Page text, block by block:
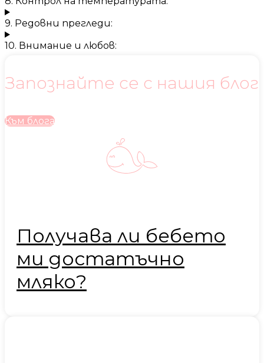
9. Редовни прегледи:
10. Внимание и любов:
Запознайте се с нашия блог
Към блога
Получава ли бебето
ми достатъчно
мляко?